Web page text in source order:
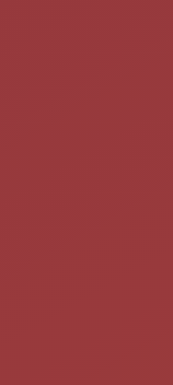
spécifique
réservée à une
Elle
programme snap
à un
aussi être